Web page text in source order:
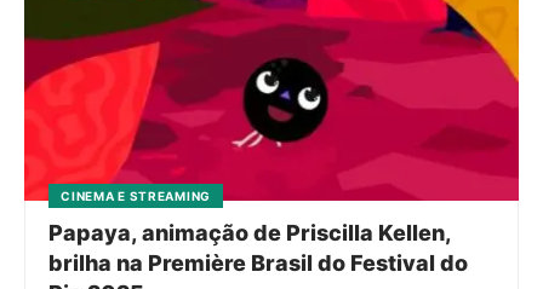
CINEMA E STREAMING
Papaya, animação de Priscilla Kellen,
brilha na Première Brasil do Festival do